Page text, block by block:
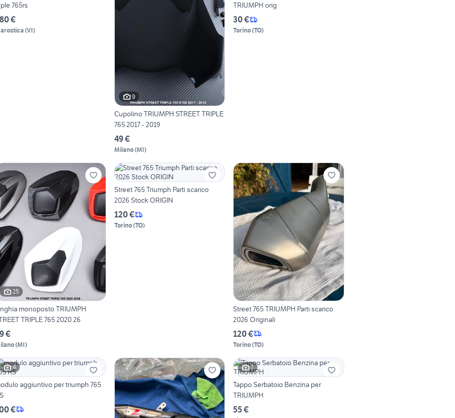
765rs
€
(VI)
9
Cupolino TRIUMPH STREET TRIPLE
765 2017 - 2019
49 €
Milano(MI)
TRIUMPH orig
30 €
Torino(TO)
25
monoposto TRIUMPH
TRIPLE 765 2020 26
€
(MI)
Street 765 Triumph Parti scarico
2026 Stock ORIGIN
120 €
Torino(TO)
Street 765 TRIUMPH Parti scarico
2026 Originali
120 €
Torino(TO)
4
aggiuntivo per triumph 765
€
7
Tappo Serbatoio Benzina per
TRIUMPH
55 €